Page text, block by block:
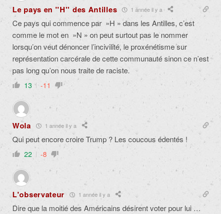
Le pays en ''H'' des Antilles 1 année il y a
Ce pays qui commence par »H » dans les Antilles, c’est
comme le mot en »N » on peut surtout pas le nommer
lorsqu’on veut dénoncer l’incivilité, le proxénétisme sur
représentation carcérale de cette communauté sinon ce n’est
pas long qu’on nous traite de raciste.
13 -11
Wola 1 année il y a
Qui peutencorecroire Trump ? Les coucous édentés !
22 -8
L'observateur 1 année il y a
Dire que la moitié des Américains désirent voter pour lui …